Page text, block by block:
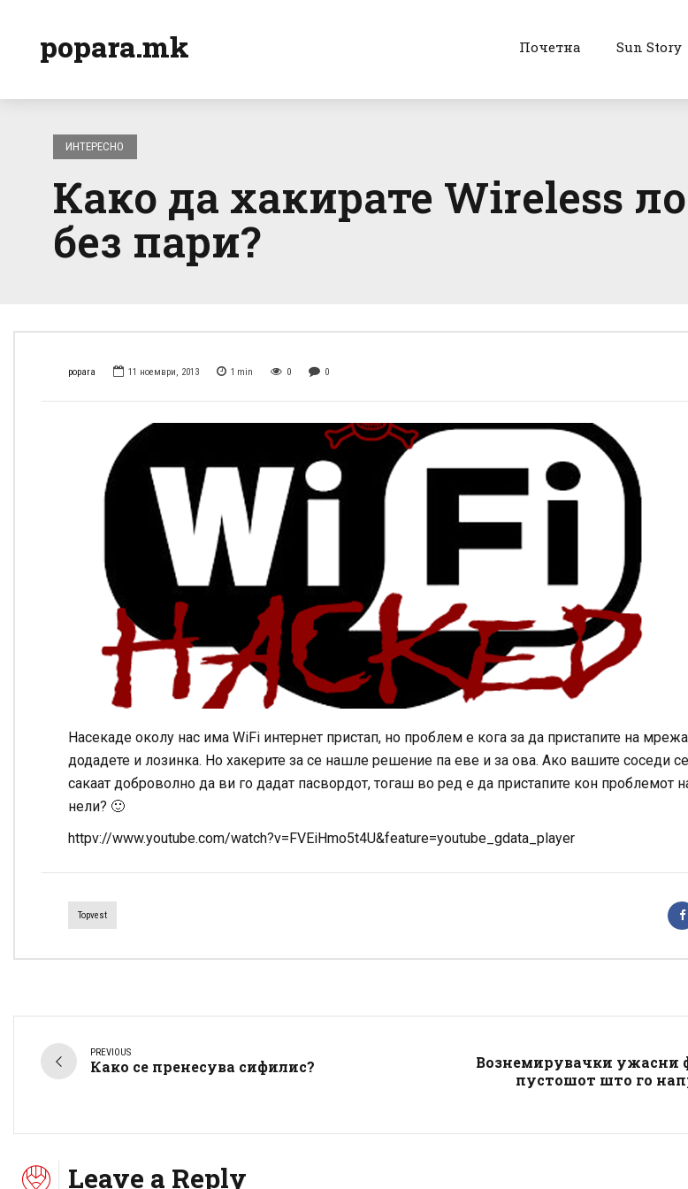
popara.mk Почетна Sun Story
ИНТЕРЕСНО
Како да хакирате Wireless
без пари?
popara 11 ноември, 2013 1 min 0 0
Насекаде околу нас има WiFi интернет пристап, но проблем е кога за да пристапите на
додадете и лозинка. Но хакерите за се нашле решение па еве и за ова. Ако вашите соседи
сакаат доброволно да ви го дадат пасвордот, тогаш во ред е да пристапите кон проблемот
нели? 🙂
httpv://www.youtube.com/watch?v=FVEiHmo5t4U&feature=youtube_gdata_player
Topvest
PREVIOUS
Како се пренесува сифилис?
Вознемирувачки ужасни
пустошот што го
Leave a Reply